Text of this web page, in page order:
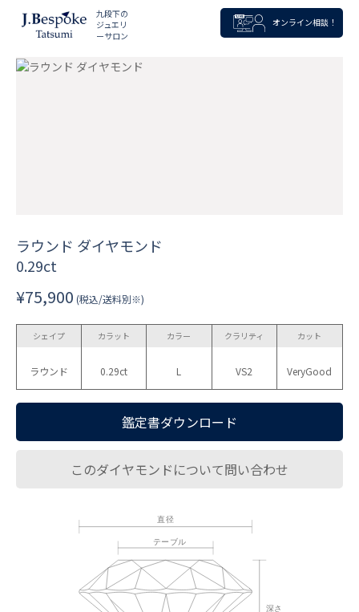
九段下の
ジュエリ
ーサロン
オンライン相談！
ラウンド ダイヤモンド
0.29ct
¥75,900 (税込/送料別※)
シェイプ
ラウンド
カラット
0.29ct
カラー
L
クラリティ
VS2
カット
VeryGood
鑑定書ダウンロード
このダイヤモンドについて問い合わせ